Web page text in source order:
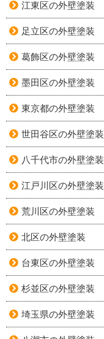
江東区の外壁塗装
足立区の外壁塗装
葛飾区の外壁塗装
墨田区の外壁塗装
東京都の外壁塗装
世田谷区の外壁塗装
八千代市の外壁塗装
江戸川区の外壁塗装
荒川区の外壁塗装
北区の外壁塗装
台東区の外壁塗装
杉並区の外壁塗装
埼玉県の外壁塗装